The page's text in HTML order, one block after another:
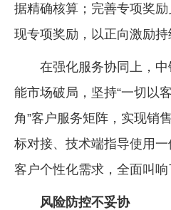
据精确核算；完善专项奖
现专项奖励，以正向激励持
在强化服务协同上，
能市场破局，坚持“一切以
角”客户服务矩阵，实现销
标对接、技术端指导使用
客户个性化需求，全面叫响
风险防控不妥协